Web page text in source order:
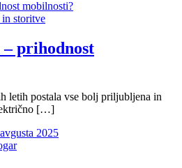
storitve
prihodnost
letih postala vse bolj priljubljena in
[…]
2025